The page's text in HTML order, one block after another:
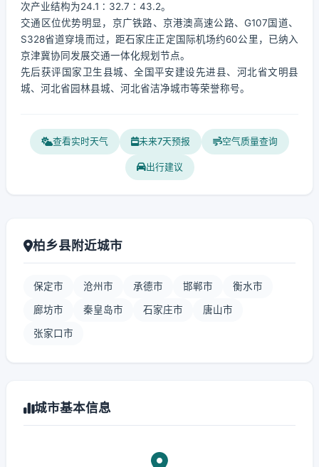
次产业结构为24.1∶32.7∶43.2。
交通区位优势明显，京广铁路、京港澳高速公路、G107国道、
S328省道穿境而过，距石家庄正定国际机场约60公里，已纳入
京津冀协同发展交通一体化规划节点。
先后获评国家卫生县城、全国平安建设先进县、河北省文明县
城、河北省园林县城、河北省洁净城市等荣誉称号。
查看实时天气 未来7天预报 空气质量查询
出行建议
柏乡县附近城市
保定市 沧州市 承德市 邯郸市 衡水市
廊坊市 秦皇岛市 石家庄市 唐山市
张家口市
城市基本信息